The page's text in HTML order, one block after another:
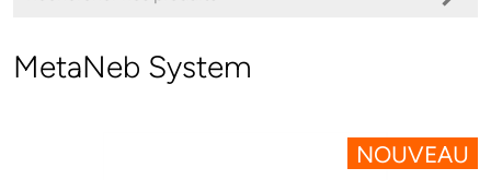
MetaNeb System
NOUVEAU